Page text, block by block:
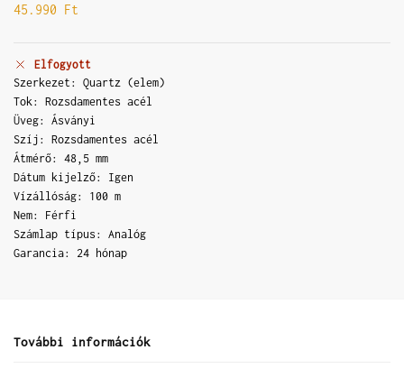
45.990 Ft
Elfogyott
Szerkezet: Quartz (elem)
Tok: Rozsdamentes acél
Üveg: Ásványi
Szíj: Rozsdamentes acél
Átmérő: 48,5 mm
Dátum kijelző: Igen
Vízállóság: 100 m
Nem: Férfi
Számlap típus: Analóg
Garancia: 24 hónap
További információk